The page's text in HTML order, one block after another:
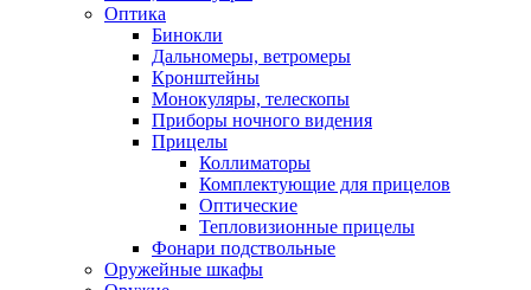
Оптика
Бинокли
Дальномеры, ветромеры
Кронштейны
Монокуляры, телескопы
Приборы ночного видения
Прицелы
Коллиматоры
Комплектующие для прицелов
Оптические
Тепловизионные прицелы
Фонари подствольные
Оружейные шкафы